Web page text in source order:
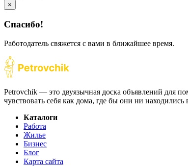
×
Спасибо!
Работодатель свяжется с вами в ближайшее время.
Petrovchik — это двуязычная доска объявлений для
чувствовать себя как дома, где бы они ни
Каталоги
Работа
Жилье
Бизнес
Блог
Карта сайта